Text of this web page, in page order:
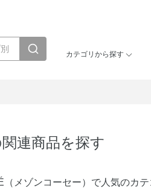
カテゴリから探す
連商品を探す
メゾンコーセー）で人気のカ